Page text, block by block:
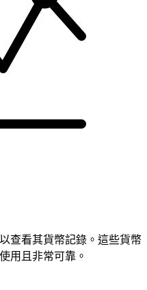
查看其貨幣記錄。這些貨幣
用且非常可靠。